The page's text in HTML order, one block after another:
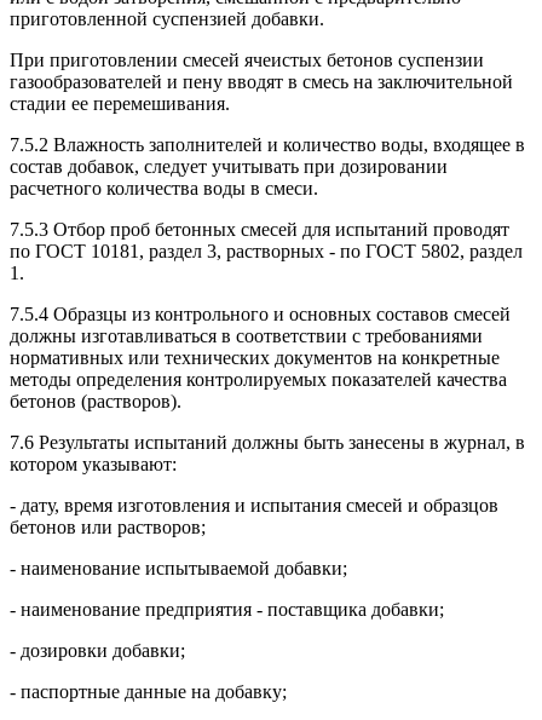
приготовленной суспензией добавки.
При приготовлении смесей ячеистых бетонов суспензии
газообразователей и пену вводят в смесь на заключительной
стадии ее перемешивания.
7.5.2 Влажность заполнителей и количество воды, входящее в
состав добавок, следует учитывать при дозировании
расчетного количества воды в смеси.
7.5.3 Отбор проб бетонных смесей для испытаний проводят
по ГОСТ 10181, раздел 3, растворных - по ГОСТ 5802, раздел
1.
7.5.4 Образцы из контрольного и основных составов смесей
должны изготавливаться в соответствии с требованиями
нормативных или технических документов на конкретные
методы определения контролируемых показателей качества
бетонов (растворов).
7.6 Результаты испытаний должны быть занесены в журнал, в
котором указывают:
- дату, время изготовления и испытания смесей и образцов
бетонов или растворов;
- наименование испытываемой добавки;
- наименование предприятия - поставщика добавки;
- дозировки добавки;
- паспортные данные на добавку;